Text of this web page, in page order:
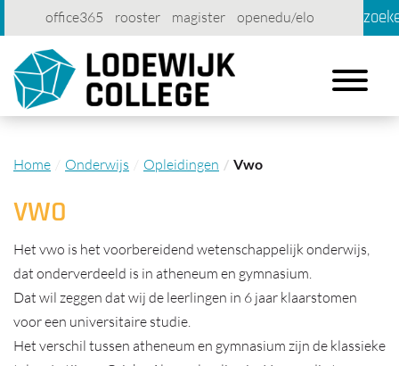
office365 rooster magister
openedu/elo
account
contact printen
Toggle
Home Onderwijs Opleidingen Vwo
VWO
Het vwo is het voorbereidend wetenschappelijk onderwijs,
dat onderverdeeld is in atheneum en gymnasium.
Dat wil zeggen dat wij de leerlingen in 6 jaar klaarstomen
voor een universitaire studie.
Het verschil tussen atheneum en gymnasium zijn de klassieke